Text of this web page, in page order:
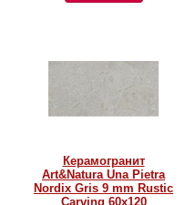
Керамогранит
Art&Natura Una Pietra
Nordix Gris 9 mm Rustic
Carving 60х120